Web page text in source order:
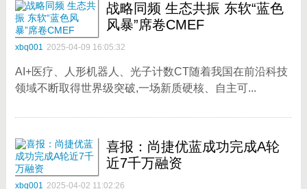
战略同频 生态共振 东软“蓝色
风暴”席卷CMEF
xbq001 2025-04-09 16:05:32
AI+医疗、人形机器人、光子计数CT随着我国在前沿科技
领域不断取得世界级突破,一场新质硬核、自主可...
喜报：尚捷优蓝成功完成A轮
近7千万融资
xbq001 2025-04-02 11:02:26